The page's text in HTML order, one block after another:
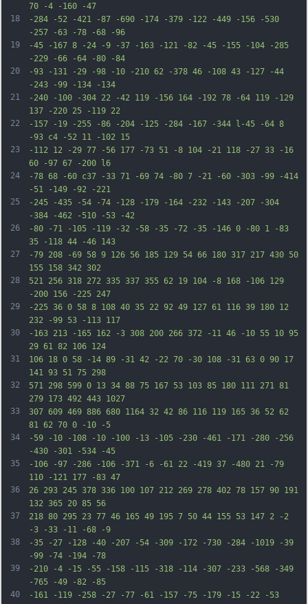
18
19
20
21
22
23
24
25
26
27
28
29
30
31
32
33
34
35
36
37
38
39
40
70 -4 -160 -47
-284 -52 -421 -87 -690 -174 -379 -122 -449 -156 -530
-257 -63 -78 -68 -96
-45 -167 8 -24 -9 -37 -163 -121 -82 -45 -155 -104 -285
-229 -66 -64 -80 -84
-93 -131 -29 -98 -10 -210 62 -378 46 -108 43 -127 -44
-243 -99 -134 -134
-240 -100 -304 22 -42 119 -156 164 -192 78 -64 119 -129
137 -220 25 -119 22
-157 -19 -255 -86 -204 -125 -284 -167 -344 l-45 -64 8
-93 c4 -52 11 -102 15
-112 12 -29 77 -56 177 -73 51 -8 104 -21 118 -27 33 -16
60 -97 67 -200 l6
-78 68 -60 c37 -33 71 -69 74 -80 7 -21 -60 -303 -99 -414
-51 -149 -92 -221
-245 -435 -54 -74 -128 -179 -164 -232 -143 -207 -304
-384 -462 -510 -53 -42
-80 -71 -105 -119 -32 -58 -35 -72 -35 -146 0 -80 1 -83
35 -118 44 -46 143
-79 208 -69 58 9 126 56 185 129 54 66 180 317 217 430 50
155 158 342 302
521 256 318 272 335 337 355 62 19 104 -8 168 -106 129
-200 156 -225 247
-225 36 0 58 8 108 40 35 22 92 49 127 61 116 39 180 12
232 -99 53 -113 117
-163 213 -165 162 -3 308 200 266 372 -11 46 -10 55 10 95
29 61 82 106 124
106 18 0 58 -14 89 -31 42 -22 70 -30 108 -31 63 0 90 17
141 93 51 75 298
571 298 599 0 13 34 88 75 167 53 103 85 180 111 271 81
279 173 492 443 1027
307 609 469 886 680 1164 32 42 86 116 119 165 36 52 62
81 62 70 0 -10 -5
-59 -10 -108 -10 -100 -13 -105 -230 -461 -171 -280 -256
-430 -301 -534 -45
-106 -97 -286 -106 -371 -6 -61 22 -419 37 -480 21 -79
110 -121 177 -83 47
26 293 245 378 336 100 107 212 269 278 402 78 157 90 191
132 365 20 85 56
218 80 295 23 77 46 165 49 195 7 50 44 155 53 147 2 -2
-3 -33 -11 -68 -9
-35 -27 -128 -40 -207 -54 -309 -172 -730 -284 -1019 -39
-99 -74 -194 -78
-210 -4 -15 -55 -158 -115 -318 -114 -307 -233 -568 -349
-765 -49 -82 -85
-161 -119 -258 -27 -77 -61 -157 -75 -179 -15 -22 -53